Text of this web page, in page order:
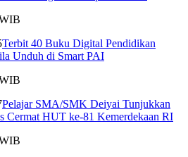
Terbit 40 Buku Digital Pendidikan
Unduh di Smart PAI
Pelajar SMA/SMK Deiyai Tunjukkan
Cermat HUT ke-81 Kemerdekaan RI